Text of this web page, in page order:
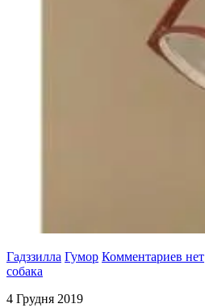
Гадззилла Гумор Комментариев нет
собака
4 Грудня 2019